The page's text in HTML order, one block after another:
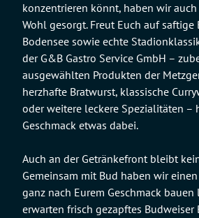
konzentrieren könnt, haben wir
Wohl gesorgt. Freut Euch auf saftige
Bodensee sowie echte
der G&B Gastro Service GmbH –
ausgewählten Produkten der
herzhafte Bratwurst, klassische
oder weitere leckere Spezialitäten –
Geschmack etwas dabei.
Auch an der Getränkefront bleibt
Gemeinsam mit Bud haben wir
ganz nach Eurem Geschmack bauen
erwarten frisch gezapftes Budweiser